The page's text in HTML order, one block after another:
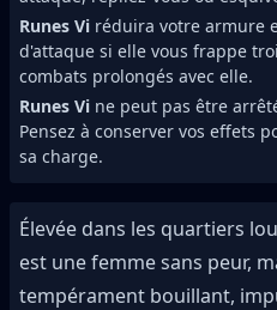
Runes Vi réduira votre armure
d'attaque si elle vous frappe
combats prolongés avec elle.
Runes Vi ne peut pas être
Pensez à conserver vos effets
sa charge.
Élevée dans les quartiers
est une femme sans peur,
tempérament bouillant,